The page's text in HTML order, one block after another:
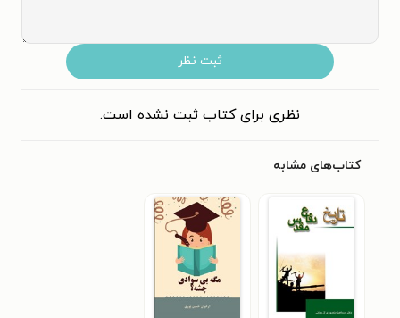
ثبت نظر
نظری برای کتاب ثبت نشده است.
کتاب‌های مشابه